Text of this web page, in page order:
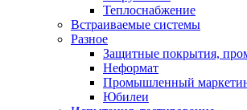
Теплоснабжение
Встраиваемые системы
Разное
Защитные покрытия,
Неформат
Промышленный
Юбилеи